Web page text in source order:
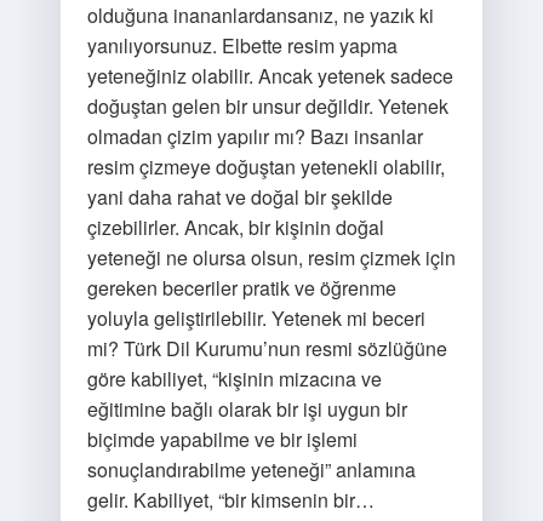
olduğuna inananlardansanız, ne yazık ki
yanılıyorsunuz. Elbette resim yapma
yeteneğiniz olabilir. Ancak yetenek sadece
doğuştan gelen bir unsur değildir. Yetenek
olmadan çizim yapılır mı? Bazı insanlar
resim çizmeye doğuştan yetenekli olabilir,
yani daha rahat ve doğal bir şekilde
çizebilirler. Ancak, bir kişinin doğal
yeteneği ne olursa olsun, resim çizmek için
gereken beceriler pratik ve öğrenme
yoluyla geliştirilebilir. Yetenek mi beceri
mi? Türk Dil Kurumu’nun resmi sözlüğüne
göre kabiliyet, “kişinin mizacına ve
eğitimine bağlı olarak bir işi uygun bir
biçimde yapabilme ve bir işlemi
sonuçlandırabilme yeteneği” anlamına
gelir. Kabiliyet, “bir kimsenin bir…